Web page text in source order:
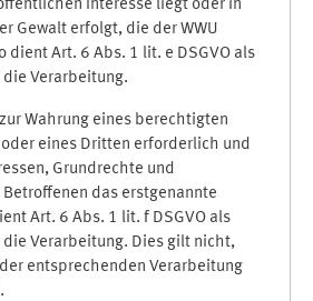
Interesse liegt oder in
Gewalt erfolgt, die der WWU
dient Art. 6 Abs. 1 lit. e DSGVO als
Verarbeitung.
Wahrung eines berechtigten
oder eines Dritten erforderlich und
Grundrechte und
das erstgenannte
Art. 6 Abs. 1 lit. f DSGVO als
Verarbeitung. Dies gilt nicht,
entsprechenden Verarbeitung